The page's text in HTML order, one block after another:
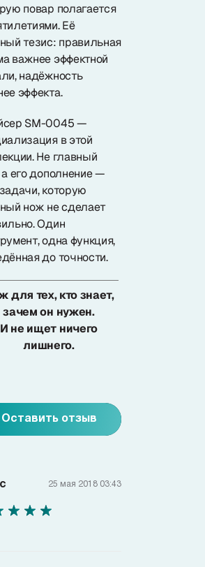
повар полагается
Её
тезис: правильная
важнее эффектной
надёжность
эффекта.
SM-0045 —
в этой
Не главный
его дополнение —
которую
нож не сделает
Один
одна функция,
до точности.
для тех, кто знает,
зачем он нужен.
И не ищет ничего
лишнего.
Оставить отзыв
25 мая 2018 03:43